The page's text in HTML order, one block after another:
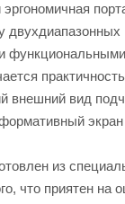
внешний вид
экран
из
что приятен на